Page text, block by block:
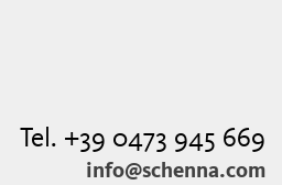
Tel. +39 0473 945 669
info@schenna.com